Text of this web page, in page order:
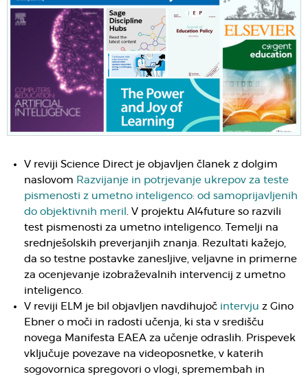
V reviji Science Direct je objavljen članek z dolgim
naslovom Razvijanje in potrjevanje ukrepov za teste
pismenosti z umetno inteligenco: od samoprijavljenih
do objektivnih meril . V projektu AI4future so razvili
test pismenosti za umetno inteligenco. Temelji na
srednješolskih preverjanjih znanja. Rezultati kažejo,
da so testne postavke zanesljive, veljavne in primerne
za ocenjevanje izobraževalnih intervencij z umetno
inteligenco.
V reviji ELM je bil objavljen navdihujoč intervju z Gino
Ebner o moči in radosti učenja, ki sta v središču
novega Manifesta EAEA za učenje odraslih. Prispevek
vključuje povezave na videoposnetke, v katerih
sogovornica spregovori o vlogi, spremembah in